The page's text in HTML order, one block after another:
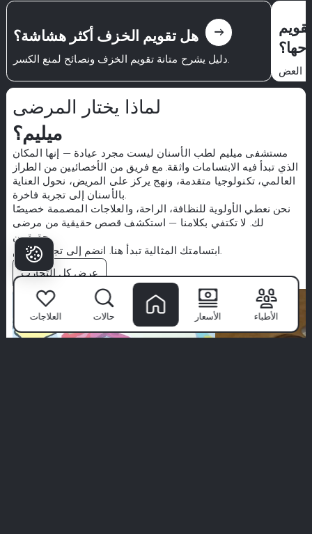
هل تقويم الخزف أكثر هشاشة؟ east
دليل يشرح متانة تقويم الخزف ونصائح لمنع الكسر.
العض
لماذا يختار المرضى
ميليم؟
مستشفى ميليم لطب الأسنان ليست مجرد عيادة — إنها المكان
الذي تبدأ فيه الابتسامات واثقة. مع فريق من الأخصائيين من الطراز
العالمي، تكنولوجيا متقدمة، ونهج يركز على المريض، نحول العناية
بالأسنان إلى تجربة فاخرة.
نحن نعطي الأولوية للنظافة، الراحة، والعلاجات المصممة خصيصًا
لك. لا تكتفي بكلامنا — استكشف قصص حقيقية من مرضى
حقيقيين.
ابتسامتك المثالية تبدأ هنا. انضم إلى تجربة ميليم.
عرض كل التجارب
العلاجات حالات الأسعار الأطباء